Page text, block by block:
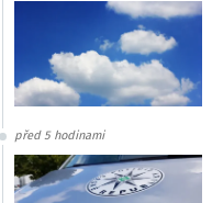
před 5 hodinami